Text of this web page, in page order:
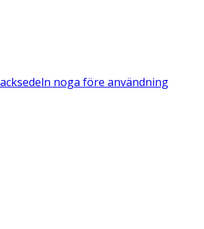
noga före användning